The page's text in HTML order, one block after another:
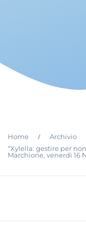
Home / Archivio
“Xylella: gestire per
Marchione, venerdì 16